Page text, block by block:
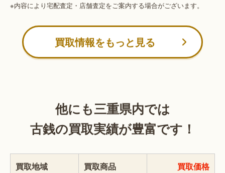
※内容により宅配査定・店舗査定をご案内する場合がございます。
買取情報をもっと見る
他にも三重県内では
古銭の買取実績が豊富です！
買取地域 買取商品 買取価格